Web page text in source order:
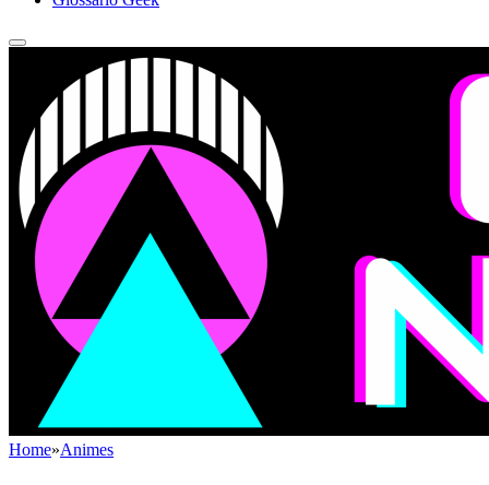
Home»Animes